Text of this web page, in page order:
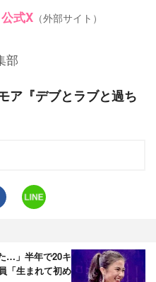
式X （外部サイト）
部
ア『デブとラブと過ち
…」半年で20キ
「生まれて初め